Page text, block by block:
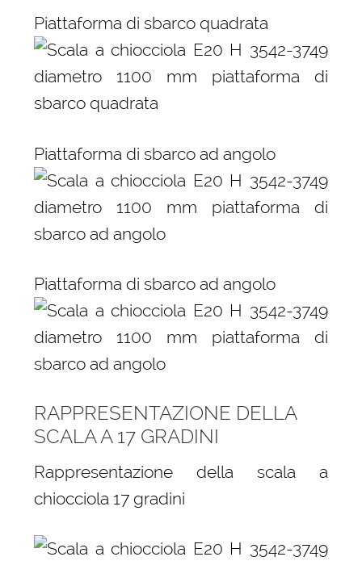
Piattaforma di sbarco quadrata
Piattaforma di sbarco ad angolo
Piattaforma di sbarco ad angolo
RAPPRESENTAZIONE DELLA
SCALA A 17 GRADINI
Rappresentazione della scala a
chiocciola 17 gradini